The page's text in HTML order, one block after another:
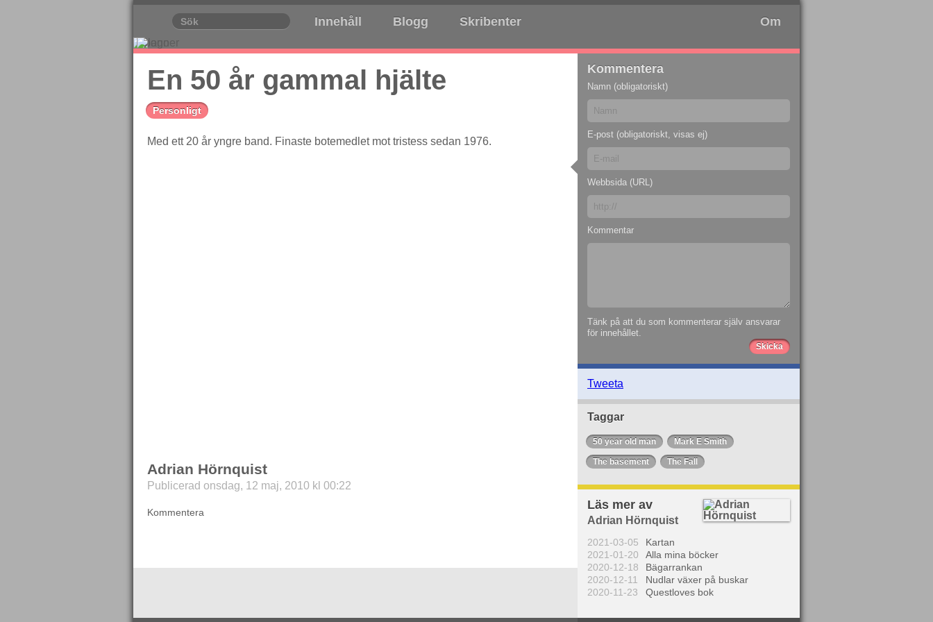
Innehåll Blogg Skribenter Om
En 50 år gammal hjälte
Personligt
Med ett 20 år yngre band. Finaste botemedlet mot tristess sedan 1976.
Adrian Hörnquist
Publicerad onsdag, 12 maj, 2010 kl 00:22
Kommentera
Kommentera
Namn (obligatoriskt)
E-post (obligatoriskt, visas ej)
Webbsida (URL)
Kommentar
Tänk på att du som kommenterar själv ansvarar
för innehållet.
Tweeta
Taggar
50 year old man Mark E Smith
The basement The Fall
Läs mer av
Adrian Hörnquist
2021-03-05
Kartan
2021-01-20
Alla mina böcker
2020-12-18
Bägarrankan
2020-12-11
Nudlar växer på buskar
2020-11-23
Questloves bok